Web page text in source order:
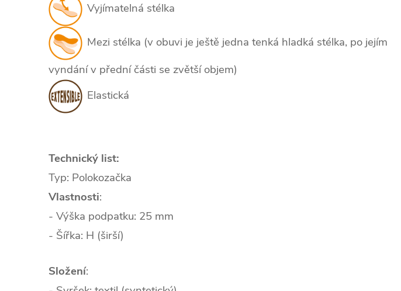
Vyjímatelná stélka
Mezi stélka (v obuvi je ještě jedna tenká hladká stélka, po jejím
vyndání v přední části se zvětší objem)
Elastická
Technický list:
Typ: Polokozačka
Vlastnosti:
- Výška podpatku: 25 mm
- Šířka: H (širší)
Složení: